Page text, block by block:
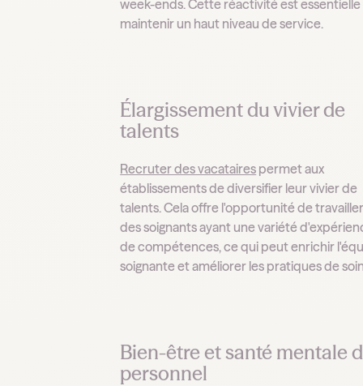
week-ends. Cette réactivité est
maintenir un haut niveau de service.
Élargissement du vivier de
talents
Recruter des vacataires permet aux
établissements de diversifier leur vivier de
talents. Cela offre l'opportunité de
des soignants ayant une variété
de compétences, ce qui peut enrichir
soignante et améliorer les pratiques de
Bien-être et santé mentale
personnel